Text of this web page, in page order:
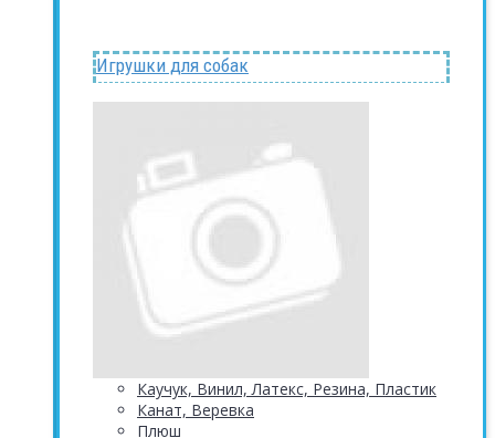
Игрушки для собак
Каучук, Винил, Латекс, Резина, Пластик
Канат, Веревка
Плюш